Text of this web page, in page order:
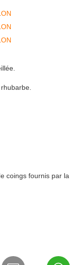
coings fournis par la